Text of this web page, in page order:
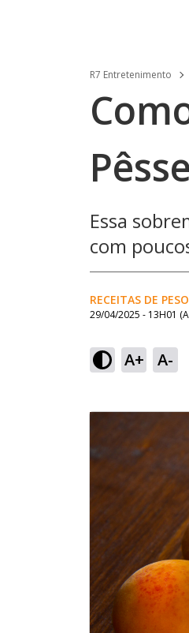
R7 Entretenimento
Essa
com
RECEITAS DE
29/04/2025 - 13H01
A+ A-